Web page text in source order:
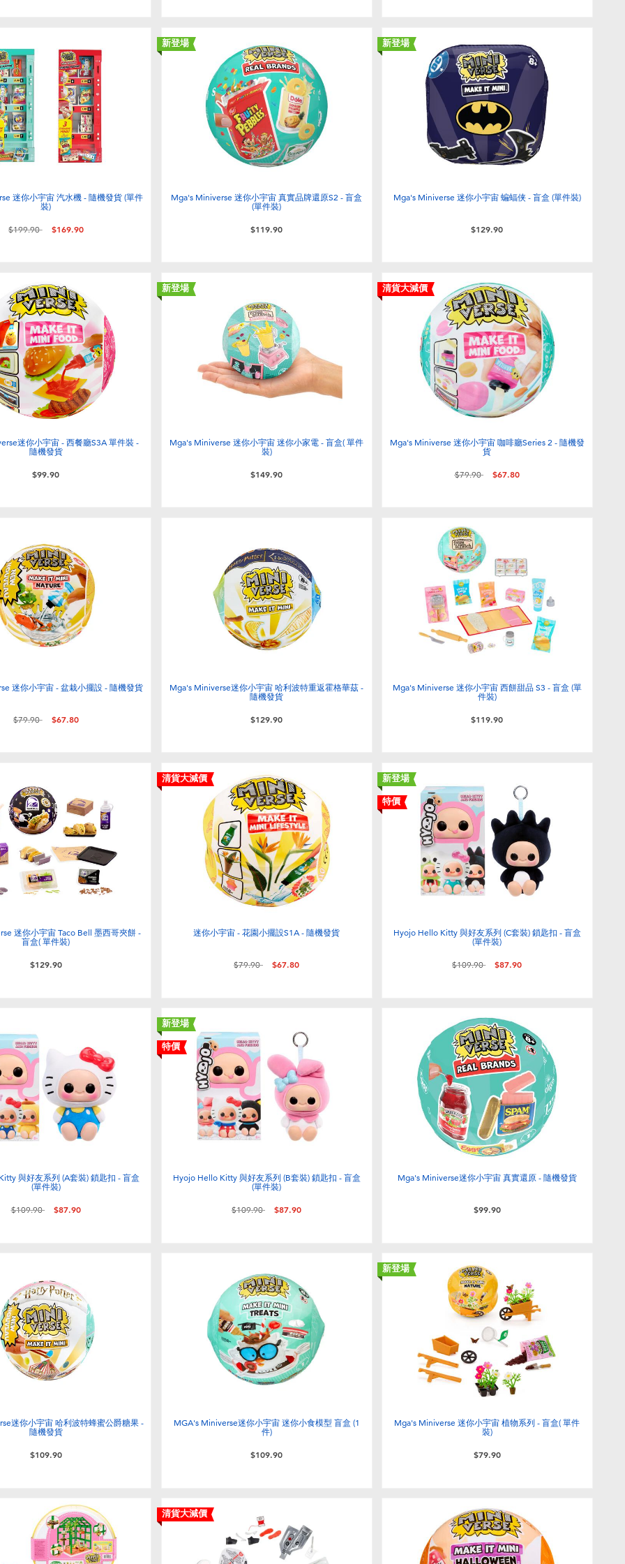
迷你小宇宙 汽水機 - 隨機發貨 (單件
裝)
價格從
$199.90至 $169.90
新登場
Mga's Miniverse 迷你小宇宙 真實品牌還原S2 - 盲盒
(單件裝)
$119.90
新登場
Mga's Miniverse 迷你小宇宙 蝙蝠侠 - 盲盒 (單件裝)
$129.90
迷你小宇宙 - 西餐廳S3A 單件裝 -
隨機發貨
$99.90
新登場
Mga's Miniverse 迷你小宇宙 迷你小家電 - 盲盒( 單件
裝)
$149.90
清貨大減價
Mga's Miniverse 迷你小宇宙 咖啡廳Series 2 - 隨機發
貨
價格從
$79.90至 $67.80
迷你小宇宙 - 盆栽小擺設 - 隨機發貨
價格從
$79.90至 $67.80
Mga's Miniverse迷你小宇宙 哈利波特重返霍格華茲 -
隨機發貨
$129.90
Mga's Miniverse 迷你小宇宙 西餅甜品 S3 - 盲盒 (單
件裝)
$119.90
迷你小宇宙 Taco Bell 墨西哥夾餅 -
盲盒( 單件裝)
$129.90
清貨大減價
迷你小宇宙 - 花園小擺設S1A - 隨機發貨
價格從
$79.90至 $67.80
新登場
特價
Hyojo Hello Kitty 與好友系列 (C套裝) 鎖匙扣 - 盲盒
(單件裝)
價格從
$109.90至 $87.90
與好友系列 (A套裝) 鎖匙扣 - 盲盒
(單件裝)
價格從
$109.90至 $87.90
新登場
特價
Hyojo Hello Kitty 與好友系列 (B套裝) 鎖匙扣 - 盲盒
(單件裝)
價格從
$109.90至 $87.90
Mga's Miniverse迷你小宇宙 真實還原 - 隨機發貨
$99.90
迷你小宇宙 哈利波特蜂蜜公爵糖果 -
隨機發貨
$109.90
MGA's Miniverse迷你小宇宙 迷你小食模型 盲盒 (1
件)
$109.90
新登場
Mga's Miniverse 迷你小宇宙 植物系列 - 盲盒( 單件
裝)
$79.90
清貨大減價